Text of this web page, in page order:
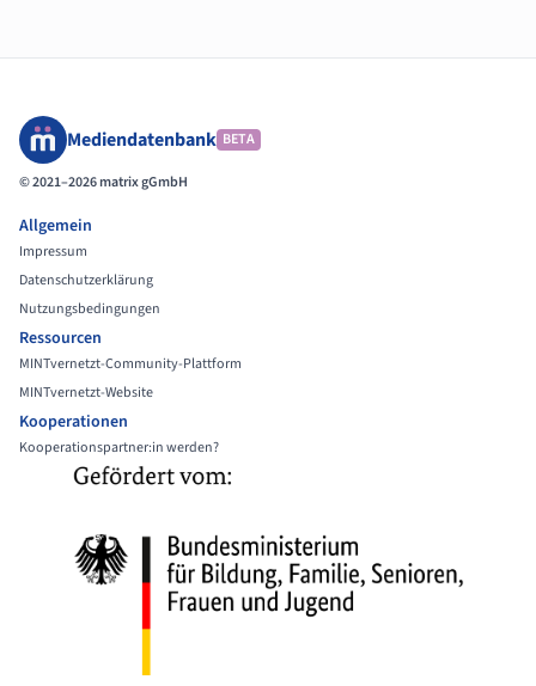
Mediendatenbank BETA
© 2021–2026 matrix gGmbH
Allgemein
Impressum
Datenschutzerklärung
Nutzungsbedingungen
Ressourcen
MINTvernetzt-Community-Plattform
MINTvernetzt-Website
Kooperationen
Kooperationspartner:in werden?